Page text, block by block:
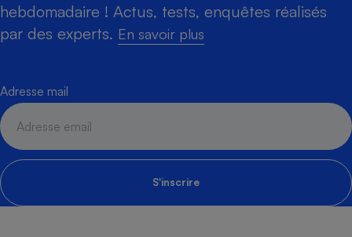
hebdomadaire ! Actus, tests, enquêtes réalisés
par des experts. En savoir plus
Adresse mail
S'inscrire